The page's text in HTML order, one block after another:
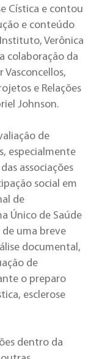
Cística e contou
e conteúdo
Verônica
colaboração da
e Relações
Johnson.
de
especialmente
associações
social em
de
Único de Saúde
uma breve
documental,
de
o preparo
esclerose
dentro da